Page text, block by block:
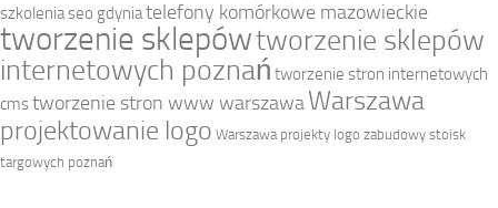
szkolenia seo gdyniatelefony komórkowe mazowieckie
tworzenie sklepówtworzenie sklepów
internetowych poznań tworzenie stron internetowych
cmstworzenie stron www warszawaWarszawa
projektowanie logo Warszawa projekty logo zabudowy stoisk
targowych poznań